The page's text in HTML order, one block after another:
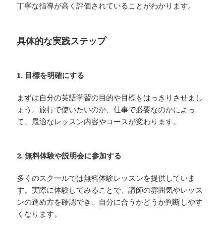
丁寧な指導が高く評価されていることがわかります。
具体的な実践ステップ
1. 目標を明確にする
まずは自分の英語学習の目的や目標をはっきりさせまし
ょう。旅行で使いたいのか、仕事で必要なのかによっ
て、最適なレッスン内容やコースが変わります。
2. 無料体験や説明会に参加する
多くのスクールでは無料体験レッスンを提供していま
す。実際に体験してみることで、講師の雰囲気やレッス
ンの進め方を確認でき、自分に合うかどうか判断しやす
くなります。